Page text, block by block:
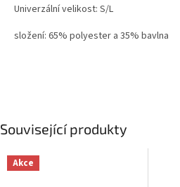
Související produkty
Akce
Univerzální velikost: S/L
složení: 65% polyester a 35% bavlna